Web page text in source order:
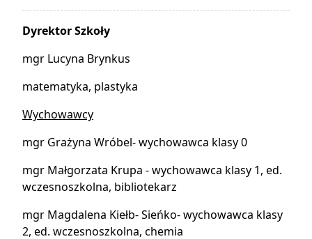
Dyrektor Szkoły
mgr Lucyna Brynkus
matematyka, plastyka
Wychowawcy
mgr Grażyna Wróbel- wychowawca klasy 0
mgr Małgorzata Krupa - wychowawca klasy 1, ed.
wczesnoszkolna, bibliotekarz
mgr Magdalena Kiełb- Sieńko- wychowawca klasy
2, ed. wczesnoszkolna, chemia